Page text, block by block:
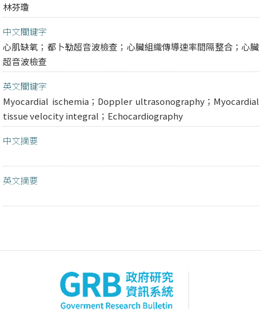
林芬瓊
中文關鍵字
心肌缺氧；都卜勒超音波檢查；心臟組織傳導速率間隔整合；心臟
超音波檢查
英文關鍵字
Myocardial ischemia；Doppler ultrasonography；Myocardial
tissue velocity integral；Echocardiography
中文摘要
英文摘要